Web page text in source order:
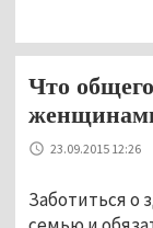
Что
23.09.2015 12:26
Заботиться о